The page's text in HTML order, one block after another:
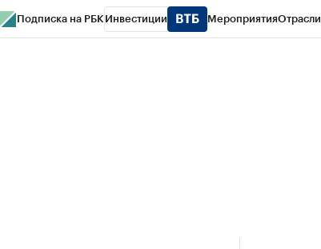
Подписка на РБК Инвестиции МероприятияОтрасли